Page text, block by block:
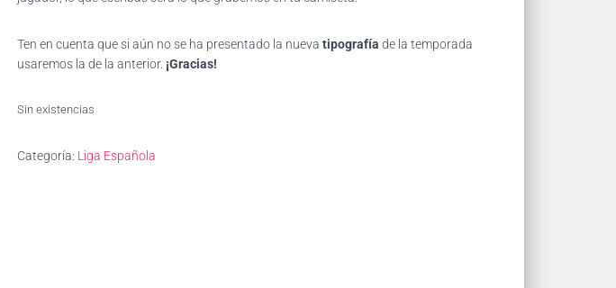
Ten en cuenta que si aún no se ha presentado la nueva tipografía de la temporada
usaremos la de la anterior. ¡Gracias!
Sin existencias
Categoría: Liga Española